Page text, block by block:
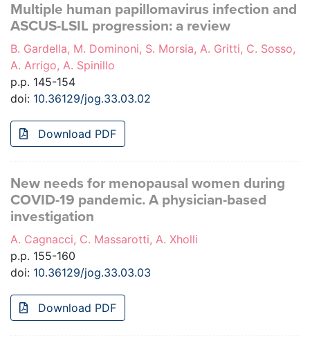
Multiple human papillomavirus infection and
ASCUS-LSIL progression: a review
B. Gardella, M. Dominoni, S. Morsia, A. Gritti, C. Sosso,
A. Arrigo, A. Spinillo
p.p. 145-154
doi: 10.36129/jog.33.03.02
Download PDF
New needs for menopausal women during
COVID-19 pandemic. A physician-based
investigation
A. Cagnacci, C. Massarotti, A. Xholli
p.p. 155-160
doi: 10.36129/jog.33.03.03
Download PDF